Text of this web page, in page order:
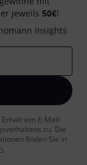
jeweils 50€!
Insights
von E-Mail-
zu. Die
finden Sie in
.